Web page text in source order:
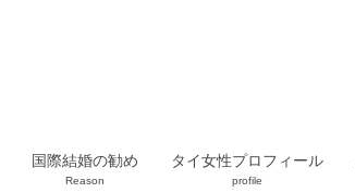
国際結婚の勧め
Reason
タイ女性プロフィール
profile